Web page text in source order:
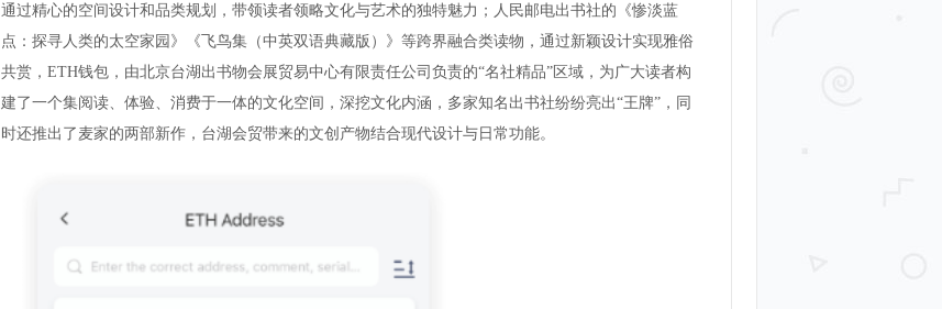
通过精心的空间设计和品类规划，带领读者领略文化与艺术的独特魅力；人民邮电出书社的《惨淡蓝
点：探寻人类的太空家园》《飞鸟集（中英双语典藏版）》等跨界融合类读物，通过新颖设计实现雅俗
共赏，ETH钱包，由北京台湖出书物会展贸易中心有限责任公司负责的“名社精品”区域，为广大读者构
建了一个集阅读、体验、消费于一体的文化空间，深挖文化内涵，多家知名出书社纷纷亮出“王牌”，同
时还推出了麦家的两部新作，台湖会贸带来的文创产物结合现代设计与日常功能。